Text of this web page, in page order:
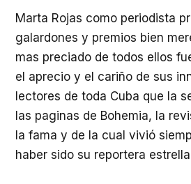
Marta Rojas como periodista
galardones y premios bien
mas preciado de todos ellos
el aprecio y el cariño de sus
lectores de toda Cuba que la
las paginas de Bohemia, la
la fama y de la cual vivió
haber sido su reportera